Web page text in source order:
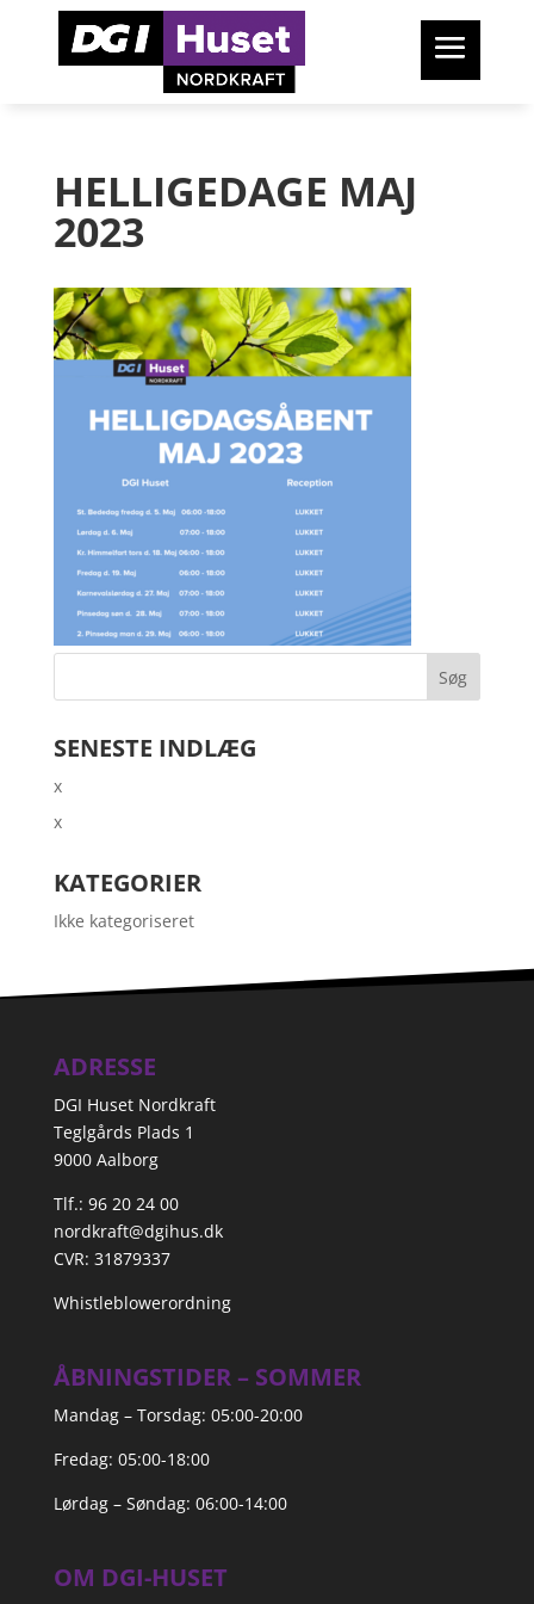
HELLIGEDAGE MAJ
2023
SENESTE INDLÆG
x
x
KATEGORIER
Ikke kategoriseret
ADRESSE
DGI Huset Nordkraft
Teglgårds Plads 1
9000 Aalborg
Tlf.: 96 20 24 00
nordkraft@dgihus.dk
CVR: 31879337
Whistleblowerordning
ÅBNINGSTIDER – SOMMER
Mandag – Torsdag: 05:00-20:00
Fredag: 05:00-18:00
Lørdag – Søndag: 06:00-14:00
OM DGI-HUSET